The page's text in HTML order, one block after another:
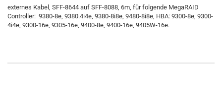
externes Kabel, SFF-8644 auf SFF-8088, 6m, für folgende MegaRAID
Controller: 9380-8e, 9380.4i4e, 9380-8i8e, 9480-8i8e, HBA: 9300-8e, 9300-
4i4e, 9300-16e, 9305-16e, 9400-8e, 9400-16e, 9405W-16e.